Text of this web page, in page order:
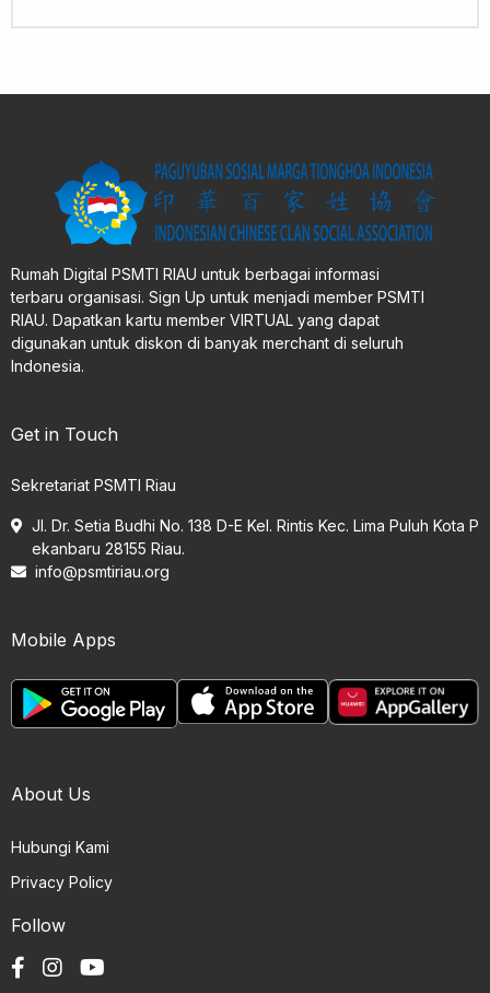
Rumah Digital PSMTI RIAU untuk berbagai informasi
terbaru organisasi. Sign Up untuk menjadi member PSMTI
RIAU. Dapatkan kartu member VIRTUAL yang dapat
digunakan untuk diskon di banyak merchant di seluruh
Indonesia.
Get in Touch
Sekretariat PSMTI Riau
Jl. Dr. Setia Budhi No. 138 D-E Kel. Rintis Kec. Lima Puluh Kota P
ekanbaru 28155 Riau.
info@psmtiriau.org
Mobile Apps
About Us
Hubungi Kami
Privacy Policy
Follow